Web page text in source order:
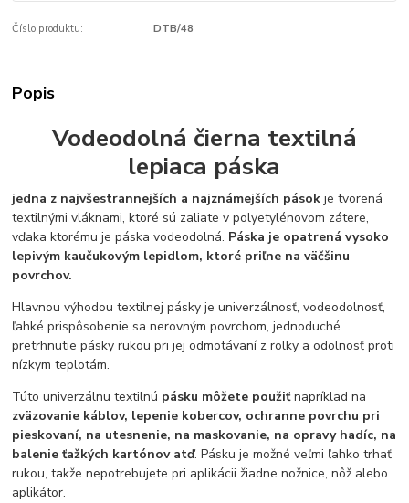
Číslo produktu: DTB/48
Popis
Vodeodolná čierna textilná
lepiaca páska
jedna z najvšestrannejších a najznámejších pások je tvorená
textilnými vláknami, ktoré sú zaliate v polyetylénovom zátere,
vďaka ktorému je páska vodeodolná. Páska je opatrená vysoko
lepivým kaučukovým lepidlom, ktoré priľne na väčšinu
povrchov.
Hlavnou výhodou textilnej pásky je univerzálnosť, vodeodolnosť,
ľahké prispôsobenie sa nerovným povrchom, jednoduché
pretrhnutie pásky rukou pri jej odmotávaní z rolky a odolnosť proti
nízkym teplotám.
Túto univerzálnu textilnú pásku môžete použiťnapríklad na
zväzovanie káblov, lepenie kobercov, ochranne povrchu pri
pieskovaní, na utesnenie, na maskovanie, na opravy hadíc, na
balenie ťažkých kartónov atď. Pásku je možné veľmi ľahko trhať
rukou, takže nepotrebujete pri aplikácii žiadne nožnice, nôž alebo
aplikátor.